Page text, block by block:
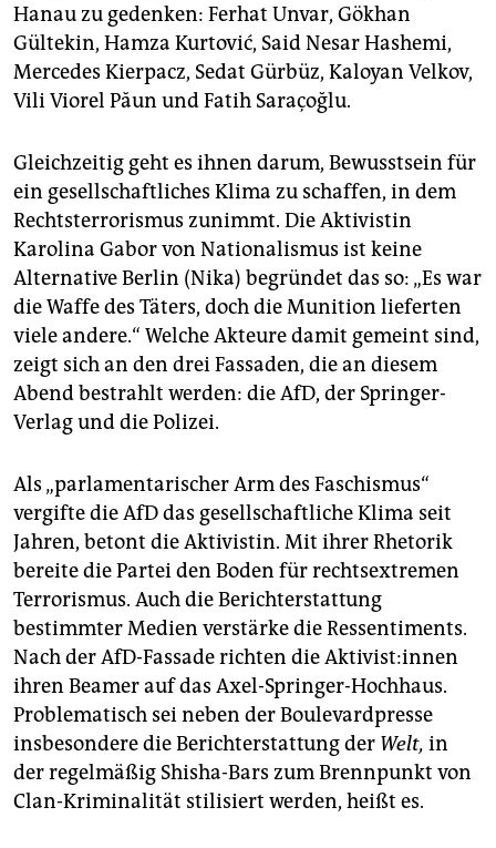
Hanau zu gedenken: Ferhat Unvar, Gökhan
Gültekin, Hamza Kurtović, Said Nesar Hashemi,
Mercedes Kierpacz, Sedat Gürbüz, Kaloyan Velkov,
Vili Viorel Păun und Fatih Saraçoğlu.
Gleichzeitig geht es ihnen darum, Bewusstsein für
ein gesellschaftliches Klima zu schaffen, in dem
Rechtsterrorismus zunimmt. Die Aktivistin
Karolina Gabor von Nationalismus ist keine
Alternative Berlin (Nika) begründet das so: „Es war
die Waffe des Täters, doch die Munition lieferten
viele andere.“ Welche Akteure damit gemeint sind,
zeigt sich an den drei Fassaden, die an diesem
Abend bestrahlt werden: die AfD, der Springer-
Verlag und die Polizei.
Als „parlamentarischer Arm des Faschismus“
vergifte die AfD das gesellschaftliche Klima seit
Jahren, betont die Aktivistin. Mit ihrer Rhetorik
bereite die Partei den Boden für rechtsextremen
Terrorismus. Auch die Berichterstattung
bestimmter Medien verstärke die Ressentiments.
Nach der AfD-Fassade richten die Ak­ti­vis­t:in­nen
ihren Beamer auf das Axel-Springer-Hochhaus.
Problematisch sei neben der Boulevardpresse
insbesondere die Berichterstattung der Welt, in
der regelmäßig Shisha-Bars zum Brennpunkt von
Clan-Kriminalität stilisiert werden, heißt es.